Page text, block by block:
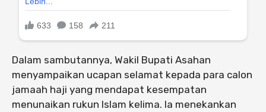
Dalam sambutannya, Wakil Bupati Asahan
menyampaikan ucapan selamat kepada para calon
jamaah haji yang mendapat kesempatan
menunaikan rukun Islam kelima. Ia menekankan